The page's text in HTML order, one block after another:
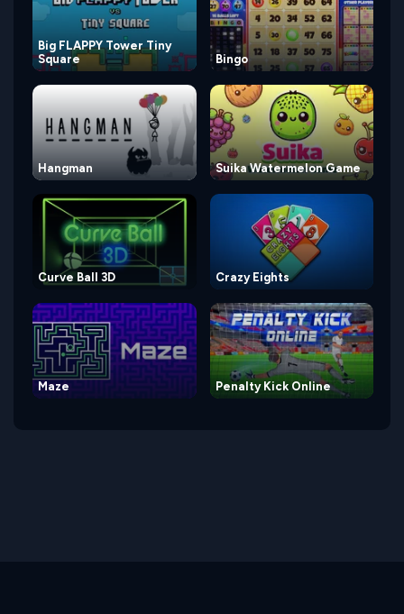
Big FLAPPY Tower Tiny
Square
Bingo
Hangman Suika Watermelon Game
Curve Ball 3D Crazy Eights
Maze Penalty Kick Online